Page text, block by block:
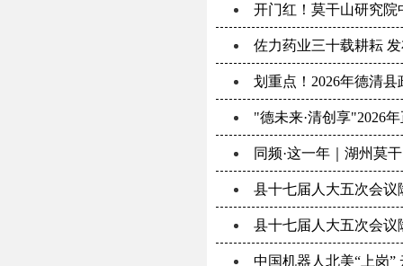
开门红！莫干山研究
佐力药业三十载耕耘
划重点！2026年德清
"德未来·清创享"2026
同频·这一年｜湖州莫
县十七届人大五次会议
县十七届人大五次会议
中国机器人北美“上岗